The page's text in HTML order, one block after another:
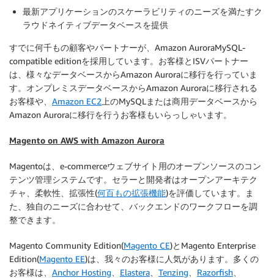
最新アプリケーションのスケーラビリティのニーズを満たすク
ラウドネイティブデータベースを提供
すでに何千もの顧客やパートナーが、Amazon AuroraMySQL-
compatible editionを採用しています。お客様とISVパートナー
は、様々なデータベースからAmazon Auroraに移行を行っていま
す。オンプレミスデータベースからAmazon Auroraに移行される
お客様や、 Amazon EC2 上のMySQLまたは商用データベースから
Amazon Auroraに移行を行うお客様もいらっしゃいます。
Magento on AWS with Amazon Aurora
Magentoは、e-commerceウェブサイト用のオープンソースのコン
テンツ管理システムです。セラーと開発者はオープンアーキテク
チャ、柔軟性、拡張性(何百もの拡張機能)を評価しています。ま
た、独自のニーズに合わせて、バックエンドのワークフローを調
整できます。
Magento Community Edition(Magento CE)とMagento Enterprise
Edition(Magento EE)は、我々のお客様に人気があります。多くの
お客様は、 Anchor Hosting Elastera Tenzing Razorfish